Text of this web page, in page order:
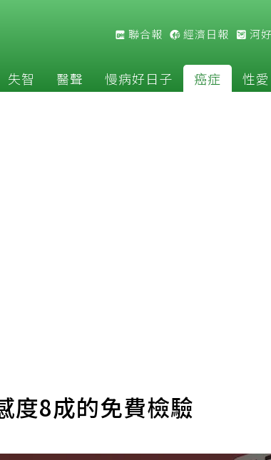
聯合報 經濟日報 河
失智 醫聲 慢病好日子 癌症 性愛
度8成的免費檢驗